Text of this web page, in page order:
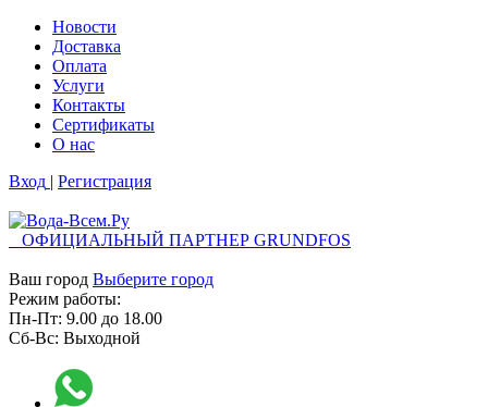
Новости
Доставка
Оплата
Услуги
Контакты
Cертификаты
О нас
Вход | Регистрация
ОФИЦИАЛЬНЫЙ ПАРТНЕР GRUNDFOS
Ваш город Выберите город
Режим работы:
Пн-Пт: 9.00 до 18.00
Сб-Вс: Выходной